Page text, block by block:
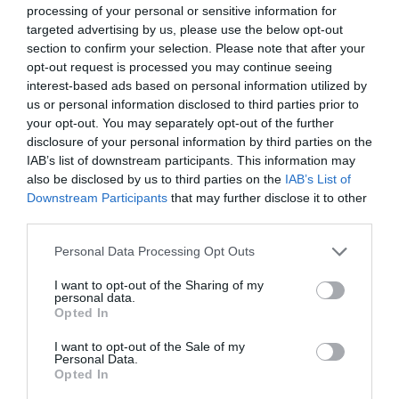
processing of your personal or sensitive information for
targeted advertising by us, please use the below opt-out
section to confirm your selection. Please note that after your
opt-out request is processed you may continue seeing
interest-based ads based on personal information utilized by
us or personal information disclosed to third parties prior to
your opt-out. You may separately opt-out of the further
disclosure of your personal information by third parties on the
IAB’s list of downstream participants. This information may
also be disclosed by us to third parties on the IAB’s List of
Downstream Participants that may further disclose it to other
Personal Data Processing Opt Outs
I want to opt-out of the Sharing of my
personal data.
Opted In
I want to opt-out of the Sale of my
Personal Data.
Opted In
Verdú ha destacat la
importància d’aquesta
iniciativa per garantir el
relleu generacional i
empresarial a les terres de
Lleida
Per la seva banda, la directora de Reempresa,
Laura Sallent, ha presentat les dades més
recents del programa. Des del 2011 fins al 2024,
negocis a la demarcació de Lleida, amb una
inversió induïda de 8,8 milions d’euros i ha permès